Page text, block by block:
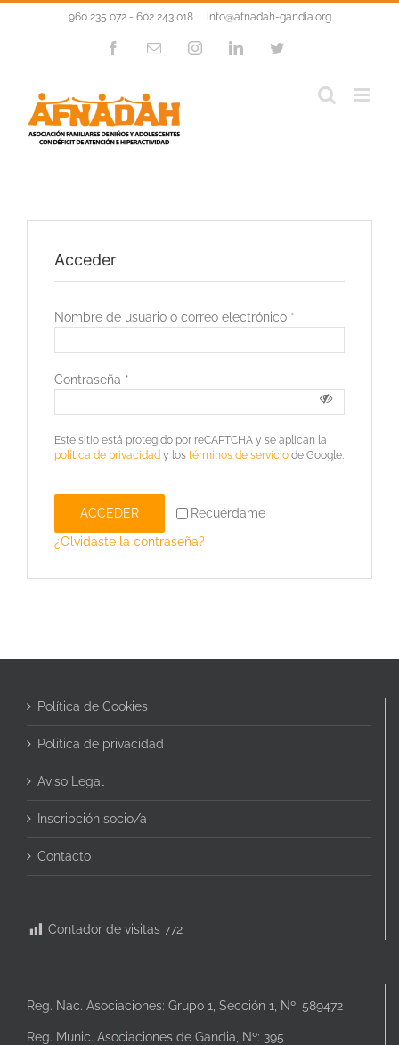
960 235 072 - 602 243 018 info@afnadah-gandia.org
FacebookCorreoInstagramLinkedInTwitter
Acceder
Nombre de usuario o correo electrónico *
Contraseña *
Este sitio está protegido por reCAPTCHA y se aplican la
política de privacidad y los términos de servicio de Google.
Recuérdame
ACCEDER
¿Olvidaste la contraseña?
Política de Cookies
Politica de privacidad
Aviso Legal
Inscripción socio/a
Contacto
Contador de visitas 772
Reg. Nac. Asociaciones: Grupo 1, Sección 1, Nº: 589472
Reg. Munic. Asociaciones de Gandia, Nº: 395